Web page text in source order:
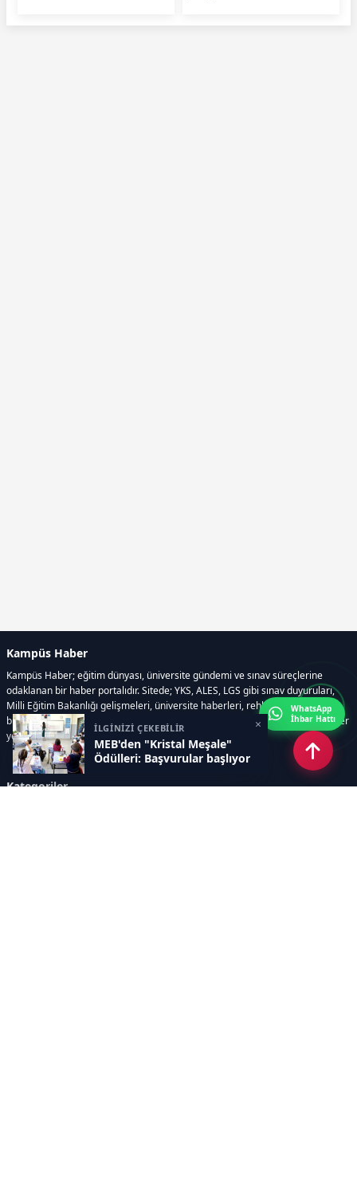
İLGİNİZİ ÇEKEBİLİR
MEB'den "Kristal Meşale"
Ödülleri: Başvurular başlıyor
×
Kampüs Haber
Kampüs Haber; eğitim dünyası, üniversite gündemi ve sınav süreçlerine
odaklanan bir haber portalıdır. Sitede; YKS, ALES, LGS gibi sınav duyuruları,
Milli Eğitim Bakanlığı gelişmeleri, üniversite haberleri, rehberlik içerikleri,
bilim ve teknoloji alanındaki yenilikler ile öğrenci yaşamına dair güncel bilgiler
yer alır.
Kategoriler
WhatsApp
İhbar Hattı